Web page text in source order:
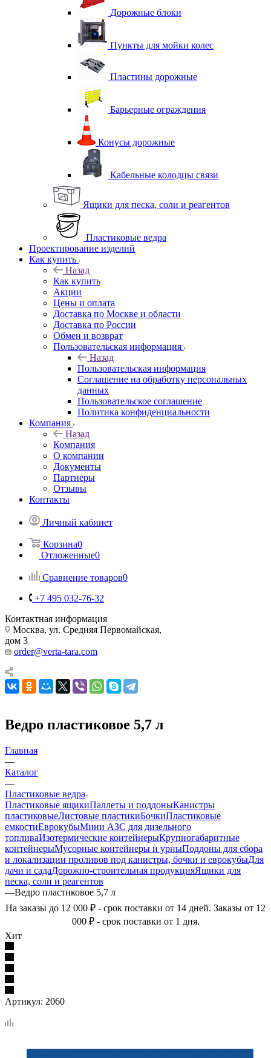
Дорожные блоки
Пункты для мойки колес
Пластины дорожные
Барьерные ограждения
Конусы дорожные
Кабельные колодцы связи
Ящики для песка, соли и реагентов
Пластиковые ведра
Проектирование изделий
Как купить
Назад
Как купить
Акции
Цены и оплата
Доставка по Москве и области
Доставка по России
Обмен и возврат
Пользовательская информация
Назад
Пользовательская информация
Соглашение на обработку персональных
данных
Пользовательское соглашение
Политика конфиденциальности
Компания
Назад
Компания
О компании
Документы
Партнеры
Отзывы
Контакты
Личный кабинет
Корзина0
Отложенные0
Сравнение товаров0
+7 495 032-76-32
Контактная информация
Москва, ул. Средняя Первомайская,
дом 3
order@verta-tara.com
Ведро пластиковое 5,7 л
Главная
—
Каталог
—
Пластиковые ведра
Пластиковые ящикиПаллеты и поддоныКанистры
пластиковыеЛистовые пластикиБочкиПластиковые
емкостиЕврокубыМини АЗС для дизельного
топливаИзотермические контейнерыКрупногабаритные
контейнерыМусорные контейнеры и урныПоддоны для сбора
и локализации проливов под канистры, бочки и еврокубыДля
дачи и садаДорожно-строительная продукцияЯщики для
песка, соли и реагентов
—Ведро пластиковое 5,7 л
На заказы до 12 000 ₽ - срок поставки от 14 дней. Заказы от 12
000 ₽ - срок поставки от 1 дня.
Хит
Артикул: 2060